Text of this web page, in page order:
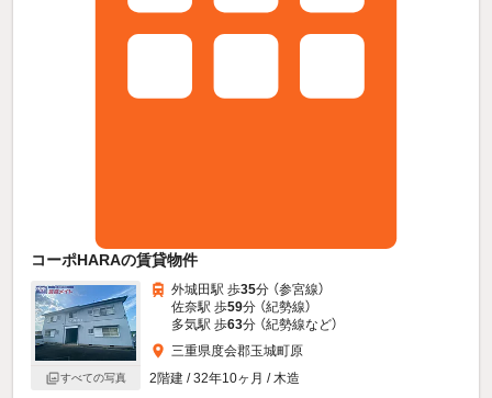
コーポHARAの賃貸物件
すべての写真
外城田駅 歩35分 （参宮線）
佐奈駅 歩59分 （紀勢線）
多気駅 歩63分 （紀勢線など）
三重県度会郡玉城町原
2階建 / 32年10ヶ月 / 木造